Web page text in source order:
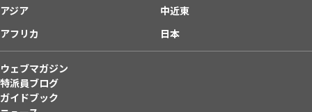
アジア
中近東
アフリカ
日本
ウェブマガジン
特派員ブログ
ガイドブック